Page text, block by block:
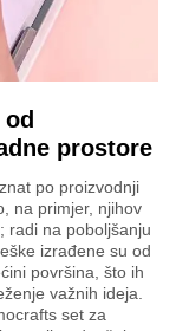
prostore
po proizvodnji
na primjer, njihov
radi na poboljšanju
izrađene su od
površina, što ih
važnih ideja.
set za